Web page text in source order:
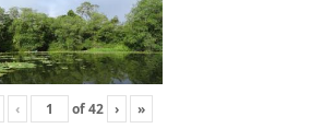
‹ of42 › »